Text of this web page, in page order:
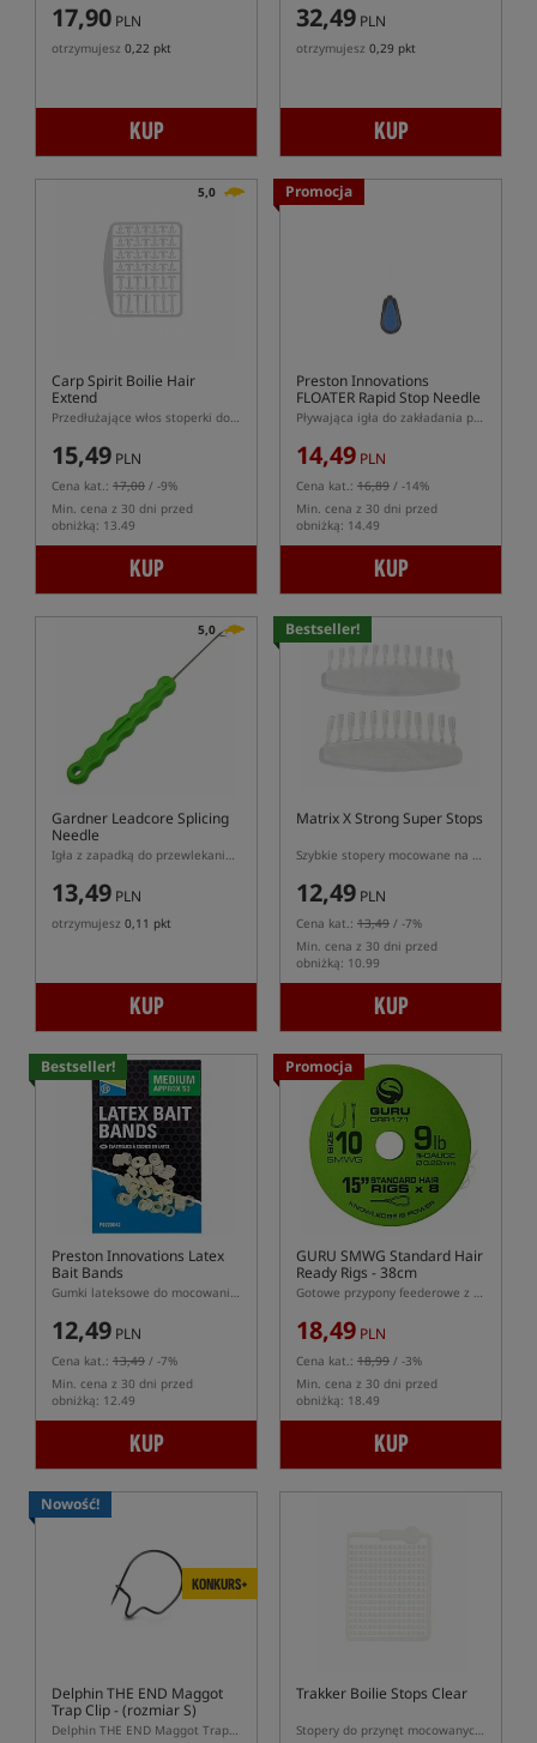
17,90 PLN
otrzymujesz 0,22 pkt
KUP
32,49 PLN
otrzymujesz 0,29 pkt
KUP
5,0
Carp Spirit Boilie Hair
Extend
Przedłużające włos stoperki do przynęt
15,49 PLN
Cena kat.: 17,00 / -9%
Min. cena z 30 dni przed
obniżką: 13.49
KUP
Promocja
Preston Innovations
FLOATER Rapid Stop Needle
Pływająca igła do zakładania przynęt na włos z systemem pushstop (Rapid Stop)
14,49 PLN
Cena kat.: 16,89 / -14%
Min. cena z 30 dni przed
obniżką: 14.49
KUP
5,0
Gardner Leadcore Splicing
Needle
Igła z zapadką do przewlekania leadcore/zakładania miękkich/małych przynęt na włos
13,49 PLN
otrzymujesz 0,11 pkt
KUP
Bestseller!
Matrix X Strong Super Stops
Szybkie stopery mocowane na włos
12,49 PLN
Cena kat.: 13,49 / -7%
Min. cena z 30 dni przed
obniżką: 10.99
KUP
Bestseller!
Preston Innovations Latex
Bait Bands
Gumki lateksowe do mocowania przynęt na włosie
12,49 PLN
Cena kat.: 13,49 / -7%
Min. cena z 30 dni przed
obniżką: 12.49
KUP
Promocja
GURU SMWG Standard Hair
Ready Rigs - 38cm
Gotowe przypony feederowe z włosem -klasyczny włos, hak bezzadziorowy
18,49 PLN
Cena kat.: 18,99 / -3%
Min. cena z 30 dni przed
obniżką: 18.49
KUP
Nowość!
KONKURS+
Delphin THE END Maggot
Trap Clip- (rozmiar S)
Delphin THE END Maggot Trap Clip S – klips do robaków na włos
Trakker Boilie Stops Clear
Stopery do przynęt mocowanych na włos